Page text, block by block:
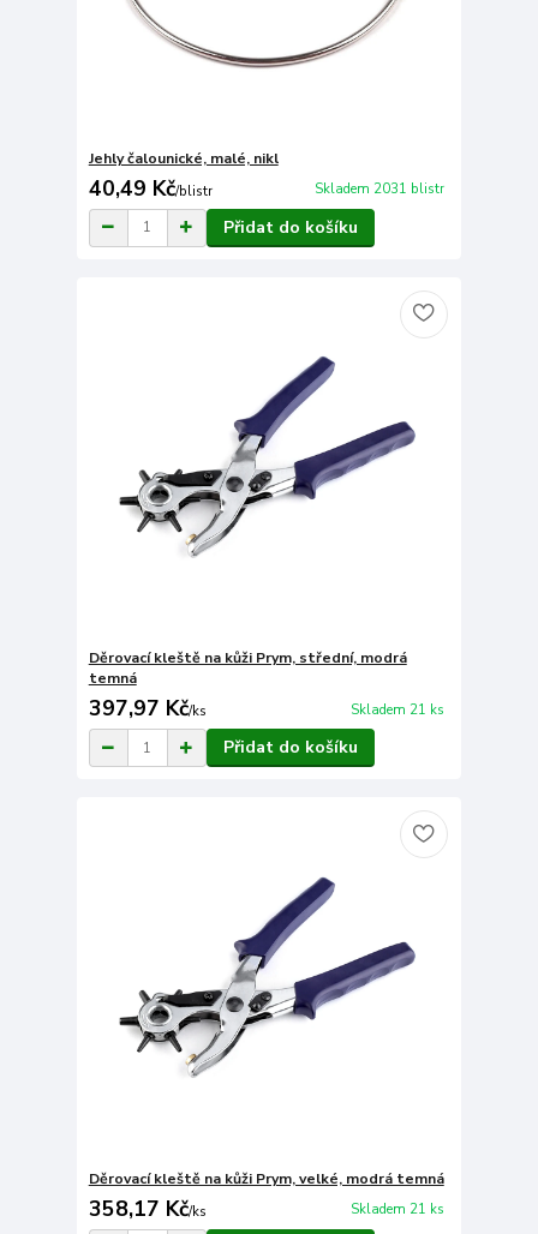
Jehly čalounické, malé, nikl
40,49 Kč/blistr Skladem 2031 blistr
Přidat do košíku
Děrovací kleště na kůži Prym, střední, modrá
temná
397,97 Kč/ks Skladem 21 ks
Přidat do košíku
Děrovací kleště na kůži Prym, velké, modrá temná
358,17 Kč/ks Skladem 21 ks